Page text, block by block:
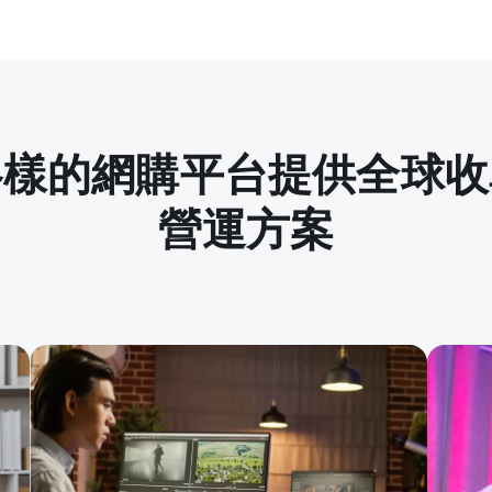
的網購平台提供全球
營運方案